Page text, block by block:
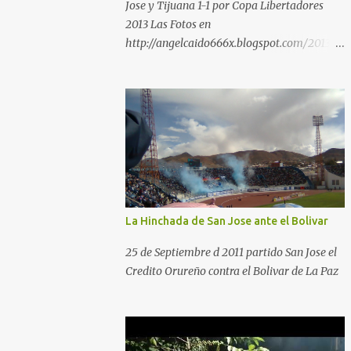
Jose y Tijuana 1-1 por Copa Libertadores
2013 Las Fotos en
http://angelcaido666x.blogspot.com/2013/0
La Hinchada de San Jose ante el Bolivar
25 de Septiembre d 2011 partido San Jose el
Credito Orureño contra el Bolivar de La Paz